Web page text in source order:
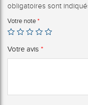
obligatoires sont
Votre note *
Votre avis *